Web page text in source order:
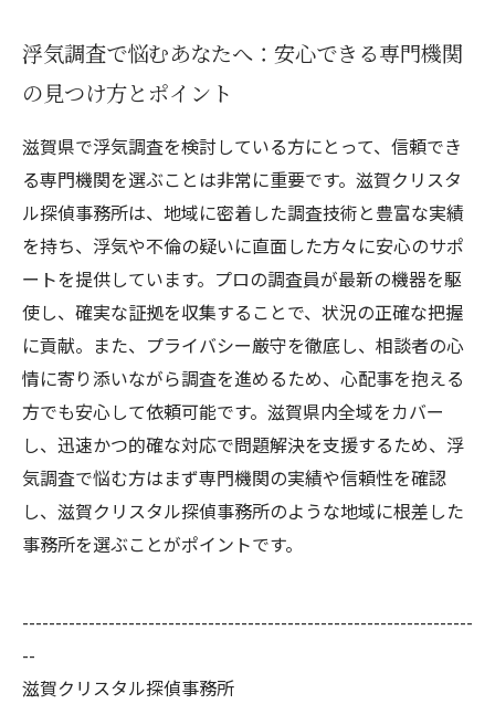
浮気調査で悩むあなたへ：安心できる専門機関
の見つけ方とポイント
滋賀県で浮気調査を検討している方にとって、信頼でき
る専門機関を選ぶことは非常に重要です。滋賀クリスタ
ル探偵事務所は、地域に密着した調査技術と豊富な実績
を持ち、浮気や不倫の疑いに直面した方々に安心のサポ
ートを提供しています。プロの調査員が最新の機器を駆
使し、確実な証拠を収集することで、状況の正確な把握
に貢献。また、プライバシー厳守を徹底し、相談者の心
情に寄り添いながら調査を進めるため、心配事を抱える
方でも安心して依頼可能です。滋賀県内全域をカバー
し、迅速かつ的確な対応で問題解決を支援するため、浮
気調査で悩む方はまず専門機関の実績や信頼性を確認
し、滋賀クリスタル探偵事務所のような地域に根差した
事務所を選ぶことがポイントです。
--------------------------------------------------------------------
--
滋賀クリスタル探偵事務所